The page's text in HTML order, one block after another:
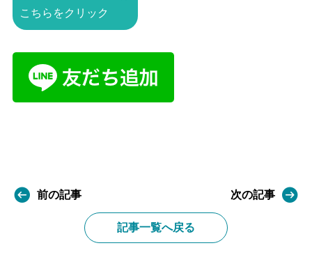
こちらをクリック
前の記事
記事一覧へ戻る
次の記事